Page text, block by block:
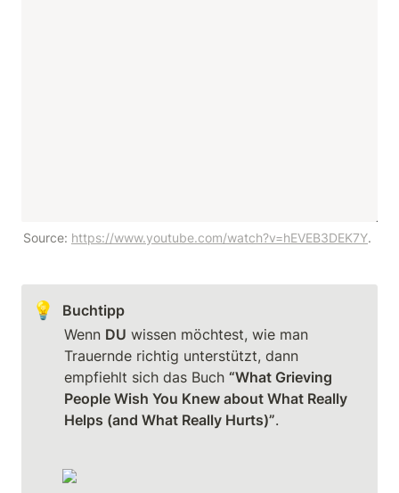
Source: https://www.youtube.com/watch?v=hEVEB3DEK7Y
💡
Buchtipp
Wenn DU wissen möchtest, wie man
Trauernde richtig unterstützt, dann
empfiehlt sich das Buch “What Grieving
People Wish You Knew about What Really
Helps (and What Really Hurts)”.